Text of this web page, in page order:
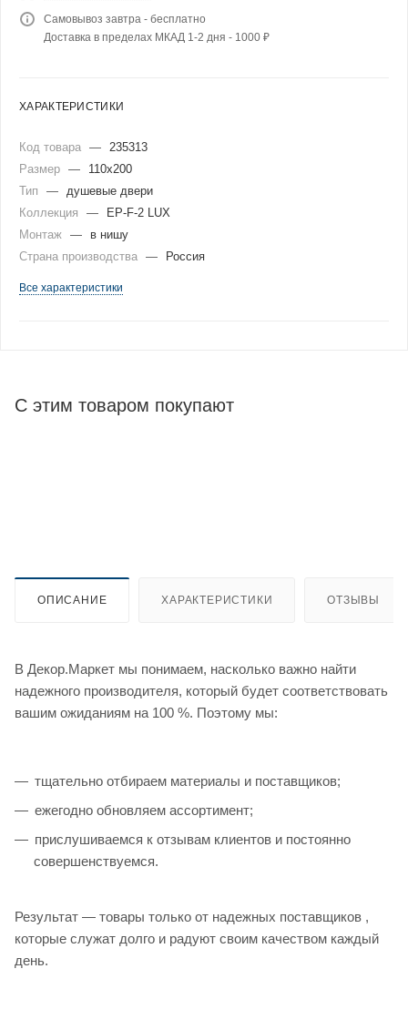
Самовывоз завтра - бесплатно
Доставка в пределах МКАД 1-2 дня - 1000 ₽
ХАРАКТЕРИСТИКИ
Код товара —
235313
Размер —
110x200
Тип
—
душевые двери
Коллекция
—
EP-F-2 LUX
Монтаж —
в нишу
Страна производства — Россия
Все характеристики
С этим товаром покупают
ОПИСАНИЕ ХАРАКТЕРИСТИКИ ОТЗЫВЫ
В Декор.Маркет мы понимаем, насколько важно найти
надежного производителя, который будет соответствовать
вашим ожиданиям на 100 %. Поэтому мы:
тщательно отбираем материалы и поставщиков;
ежегодно обновляем ассортимент;
прислушиваемся к отзывам клиентов и постоянно
совершенствуемся.
Результат — товары только от надежных поставщиков ,
которые служат долго и радуют своим качеством каждый
день.